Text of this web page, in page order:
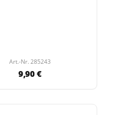
Art.-Nr. 285243
9,90 €